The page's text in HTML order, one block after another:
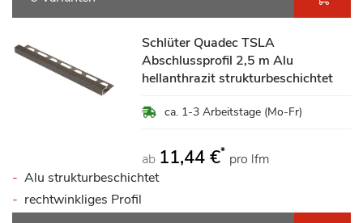
Schlüter Quadec TSLA
Abschlussprofil 2,5 m Alu
hellanthrazit strukturbeschichtet
ca. 1-3 Arbeitstage (Mo-Fr)
ab 11,44 €* pro lfm
Alu strukturbeschichtet
rechtwinkliges Profil